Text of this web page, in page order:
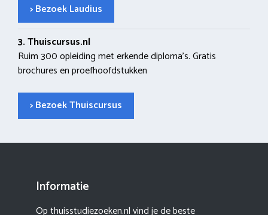
> Bezoek Laudius
3. Thuiscursus.nl
Ruim 300 opleiding met erkende diploma’s. Gratis
brochures en proefhoofdstukken
> Bezoek Thuiscursus
Informatie
Op thuisstudiezoeken.nl vind je de beste